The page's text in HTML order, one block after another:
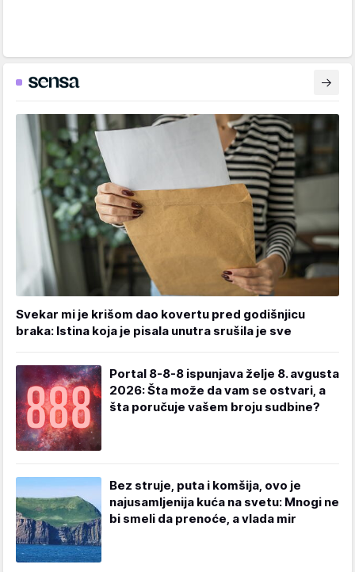
Svekar mi je krišom dao kovertu pred godišnjicu
braka: Istina koja je pisala unutra srušila je sve
Portal 8-8-8 ispunjava želje 8. avgusta
2026: Šta može da vam se ostvari, a
šta poručuje vašem broju sudbine?
Bez struje, puta i komšija, ovo je
najusamljenija kuća na svetu: Mnogi ne
bi smeli da prenoće, a vlada mir